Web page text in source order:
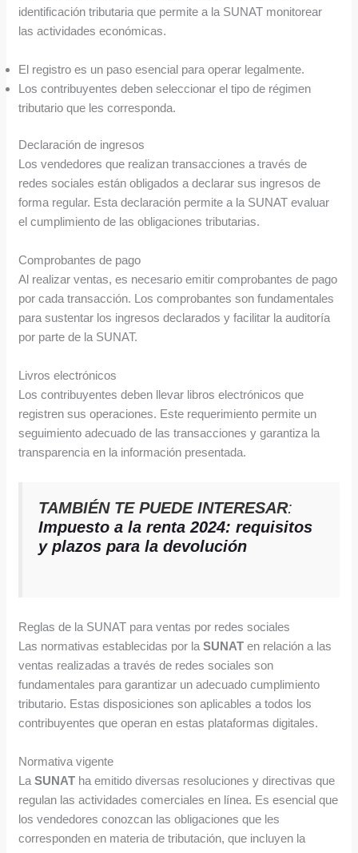
identificación tributaria que permite a la SUNAT monitorear
las actividades económicas.
El registro es un paso esencial para operar legalmente.
Los contribuyentes deben seleccionar el tipo de régimen
tributario que les corresponda.
Declaración de ingresos
Los vendedores que realizan transacciones a través de
redes sociales están obligados a declarar sus ingresos de
forma regular. Esta declaración permite a la SUNAT evaluar
el cumplimiento de las obligaciones tributarias.
Comprobantes de pago
Al realizar ventas, es necesario emitir comprobantes de pago
por cada transacción. Los comprobantes son fundamentales
para sustentar los ingresos declarados y facilitar la auditoría
por parte de la SUNAT.
Livros electrónicos
Los contribuyentes deben llevar libros electrónicos que
registren sus operaciones. Este requerimiento permite un
seguimiento adecuado de las transacciones y garantiza la
transparencia en la información presentada.
TAMBIÉN TE PUEDE INTERESAR:
Impuesto a la renta 2024: requisitos
y plazos para la devolución
Reglas de la SUNAT para ventas por redes sociales
Las normativas establecidas por laSUNAT en relación a las
ventas realizadas a través de redes sociales son
fundamentales para garantizar un adecuado cumplimiento
tributario. Estas disposiciones son aplicables a todos los
contribuyentes que operan en estas plataformas digitales.
Normativa vigente
LaSUNAT ha emitido diversas resoluciones y directivas que
regulan las actividades comerciales en línea. Es esencial que
los vendedores conozcan las obligaciones que les
corresponden en materia de tributación, que incluyen la